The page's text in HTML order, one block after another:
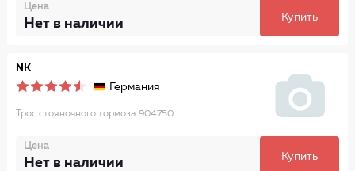
Цена
Нет в наличии Купить
NK
Германия
Трос стояночного тормоза 904750
Цена
Нет в наличии Купить